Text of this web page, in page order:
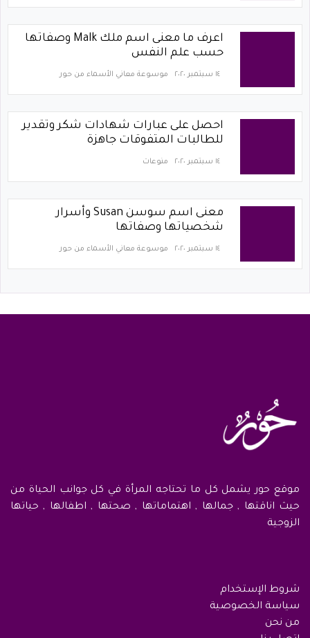
اعرف ما معنى اسم ملك Malk وصفاتها
حسب علم النفس
١٤ سبتمبر ٢٠٢٠ موسوعة معاني الأسماء من حور
احصل على عبارات شهادات شكر وتقدير
للطالبات المتفوقات جاهزة
١٤ سبتمبر ٢٠٢٠ منوعات
معنى اسم سوسن Susan وأسرار
شخصياتها وصفاتها
١٤ سبتمبر ٢٠٢٠ موسوعة معاني الأسماء من حور
موقع حور يشمل كل ما تحتاجه المرأة في كل جوانب الحياة من
حيث اناقتها , جمالها , اهتماماتها , صحتها , اطفالها , حياتها
الزوجية
شروط الإستخدام
سياسة الخصوصية
من نحن